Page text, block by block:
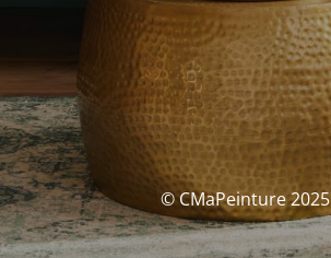
© CMaPeinture 2025